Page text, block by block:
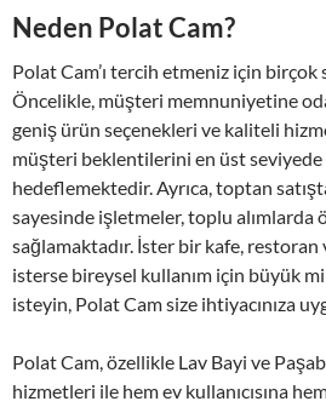
Neden Polat Cam?
Polat Cam’ı tercih etmeniz için
Öncelikle, müşteri memnuniyetine
geniş ürün seçenekleri ve kaliteli
müşteri beklentilerini en üst seviyede
hedeflemektedir. Ayrıca, toptan
sayesinde işletmeler, toplu alımlarda
sağlamaktadır. İster bir kafe,
isterse bireysel kullanım için büyük
isteyin, Polat Cam size ihtiyacınıza
Polat Cam, özellikle Lav Bayi ve
hizmetleri ile hem ev kullanıcısına